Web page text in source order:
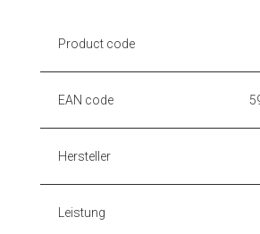
Product code
EAN code
Hersteller
Leistung